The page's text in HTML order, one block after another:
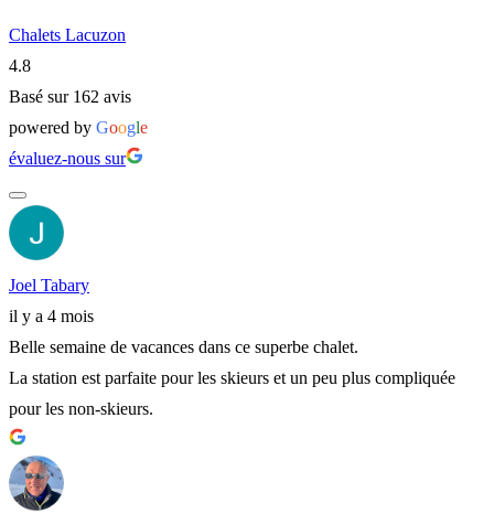
Chalets Lacuzon
4.8
Basé sur 162 avis
powered by Google
évaluez-nous sur
Joel Tabary
il y a 4 mois
Belle semaine de vacances dans ce superbe chalet.
La station est parfaite pour les skieurs et un peu plus compliquée
pour les non-skieurs.